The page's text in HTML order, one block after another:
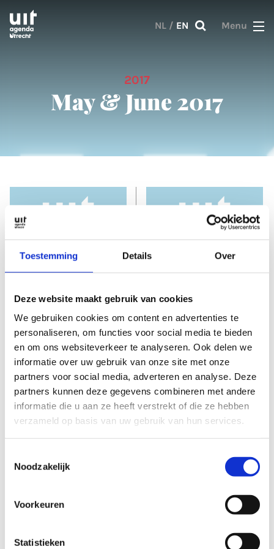
Toestemming Details Over
Deze website maakt gebruik van cookies
We gebruiken cookies om content en advertenties te
personaliseren, om functies voor social media te bieden
en om ons websiteverkeer te analyseren. Ook delen we
informatie over uw gebruik van onze site met onze
partners voor social media, adverteren en analyse. Deze
partners kunnen deze gegevens combineren met andere
informatie die u aan ze heeft verstrekt of die ze hebben
verzameld op basis van uw gebruik van hun services.
Noodzakelijk
Voorkeuren
Statistieken
Skip to main content
NL / EN Menu
2017
May & June 2017
1 Jun 2017
Oosterkade &
Westerkade
Oosterkade and
Westerkade The opening
of Utrecht Vaartsche
Rijn train station has ...
10 May 2017
beach
A day on the urban
beach On a hot sunny
day in...
Spotlight - A trip